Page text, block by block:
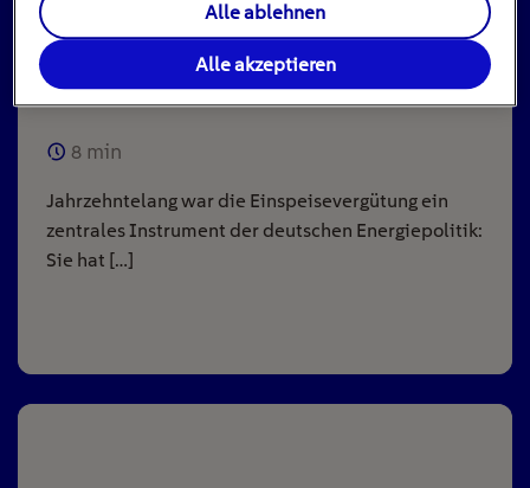
Einspeisevergütung für Photovoltaik-
Anlagen
8 min
Jahrzehntelang war die Einspeisevergütung ein
zentrales Instrument der deutschen Energiepolitik:
Sie hat […]
Alle ablehnen
Alle akzeptieren